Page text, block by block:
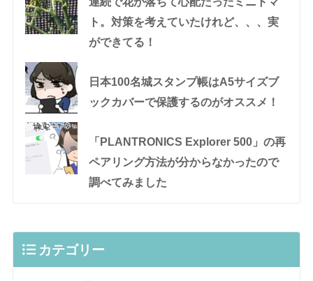
ト。対策を考えていたけれど、、、実
ができてる！
日本100名城スタンプ帳はA5サイズブ
ックカバーで保護するのがオススメ！
「PLANTRONICS Explorer 500」の再
ペアリング方法が分からなかったので
調べてみました
カテゴリー